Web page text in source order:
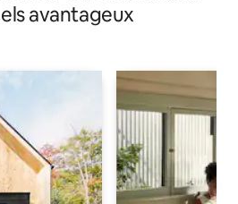
avantageux